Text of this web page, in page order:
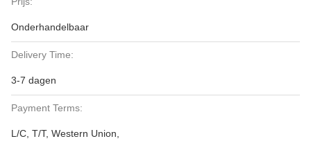
Onderhandelbaar
Delivery Time:
3-7 dagen
Payment Terms:
L/C, T/T, Western Union,